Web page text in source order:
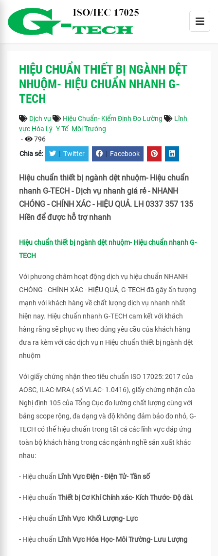
HIỆU CHUẨN THIẾT BỊ NGÀNH DỆT
NHUỘM- HIỆU CHUẨN NHANH G-
TECH
Dịch vụ Hiệu Chuẩn- Kiểm Định Đo Lường
Lĩnh
vực Hóa Lý- Y Tế- Môi Trường
-
796
Chia sẻ: | Twitter | Facebook
Hiệu chuẩn thiết bị ngành dệt nhuộm- Hiệu chuẩn
nhanh G-TECH - Dịch vụ nhanh giá rẻ - NHANH
CHÓNG - CHÍNH XÁC - HIỆU QUẢ. LH 0337 357 135
Hiền để được hỗ trợ nhanh
Hiệu chuẩn thiết bị ngành dệt nhuộm- Hiệu chuẩn nhanh G-
TECH
Với phương châm hoạt động dịch vụ hiệu chuẩn NHANH
CHÓNG - CHÍNH XÁC - HIỆU QUẢ, G-TECH đã gây ấn tượng
mạnh với khách hàng về chất lượng dịch vụ nhanh nhất
hiện nay. Hiệu chuẩn nhanh G-TECH cam kết với khách
hàng rằng sẽ phục vụ theo đúng yêu cầu của khách hàng
đưa ra kèm với các dịch vụ n Hiệu chuẩn thiết bị ngành dệt
nhuộm
Với giấy chứng nhận theo tiêu chuẩn ISO 17025: 2017 của
AOSC, ILAC-MRA ( số VLAC- 1.0416), giấy chứng nhận của
Nghị định 105 của Tổng Cục đo lường chất lượng cùng với
bảng scope rộng, đa dạng và độ không đảm bảo đo nhỏ, G-
TECH có thể hiệu chuẩn trong tất cả các lĩnh vực đáp ứng
toàn bộ khách hàng trong các ngành nghề sản xuất khác
nhau:
- Hiệu chuẩn Lĩnh Vực Điện - Điện Tử- Tần số
-Hiệu chuẩn Thiết bị Cơ Khí Chính xác- Kích Thước- Độ dài.
-Hiệu chuẩn Lĩnh Vực Khối Lượng- Lực
-Hiệu chuẩn Lĩnh Vực Hóa Học- Môi Trường- Lưu Lượng